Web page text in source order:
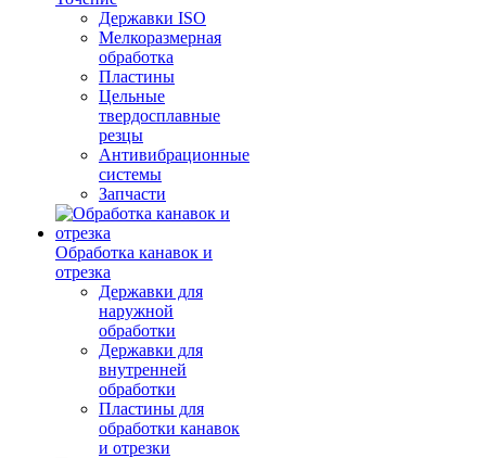
Державки ISO
Мелкоразмерная
обработка
Пластины
Цельные
твердосплавные
резцы
Антивибрационные
системы
Запчасти
Обработка канавок и
отрезка
Державки для
наружной
обработки
Державки для
внутренней
обработки
Пластины для
обработки канавок
и отрезки